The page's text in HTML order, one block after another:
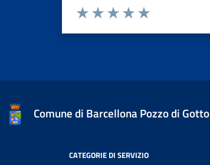
Comune di Barcellona Pozzo di Gotto
CATEGORIE DI SERVIZIO